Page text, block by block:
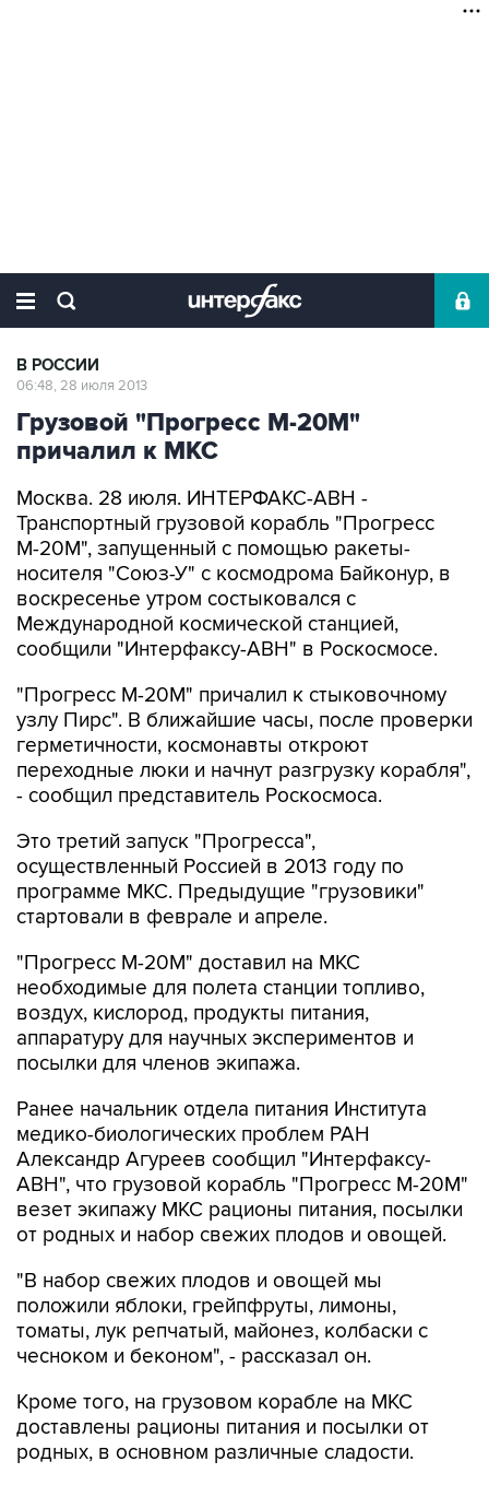
В РОССИИ
06:48, 28 июля 2013
Грузовой "Прогресс М-20М"
причалил к МКС
Москва. 28 июля. ИНТЕРФАКС-АВН -
Транспортный грузовой корабль "Прогресс
М-20М", запущенный с помощью ракеты-
носителя "Союз-У" с космодрома Байконур, в
воскресенье утром состыковался с
Международной космической станцией,
сообщили "Интерфаксу-АВН" в Роскосмосе.
"Прогресс М-20М" причалил к стыковочному
узлу Пирс". В ближайшие часы, после проверки
герметичности, космонавты откроют
переходные люки и начнут разгрузку корабля",
- сообщил представитель Роскосмоса.
Это третий запуск "Прогресса",
осуществленный Россией в 2013 году по
программе МКС. Предыдущие "грузовики"
стартовали в феврале и апреле.
"Прогресс М-20М" доставил на МКС
необходимые для полета станции топливо,
воздух, кислород, продукты питания,
аппаратуру для научных экспериментов и
посылки для членов экипажа.
Ранее начальник отдела питания Института
медико-биологических проблем РАН
Александр Агуреев сообщил "Интерфаксу-
АВН", что грузовой корабль "Прогресс М-20М"
везет экипажу МКС рационы питания, посылки
от родных и набор свежих плодов и овощей.
"В набор свежих плодов и овощей мы
положили яблоки, грейпфруты, лимоны,
томаты, лук репчатый, майонез, колбаски с
чесноком и беконом", - рассказал он.
Кроме того, на грузовом корабле на МКС
доставлены рационы питания и посылки от
родных, в основном различные сладости.